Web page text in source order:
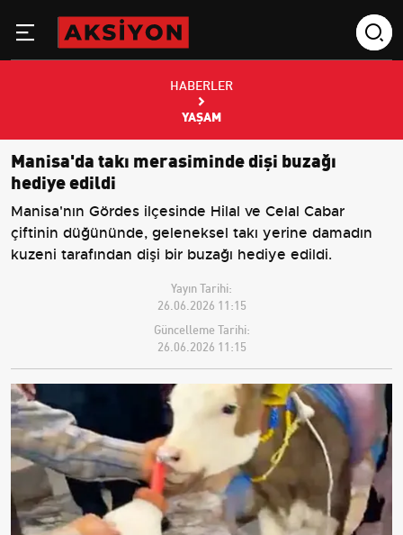
HABERLER
YAŞAM
Manisa'da takı merasiminde dişi buzağı
hediye edildi
Manisa'nın Gördes ilçesinde Hilal ve Celal Cabar
çiftinin düğününde, geleneksel takı yerine damadın
kuzeni tarafından dişi bir buzağı hediye edildi.
Yayın Tarihi:
26.06.2026 11:15
Güncelleme Tarihi:
26.06.2026 11:15